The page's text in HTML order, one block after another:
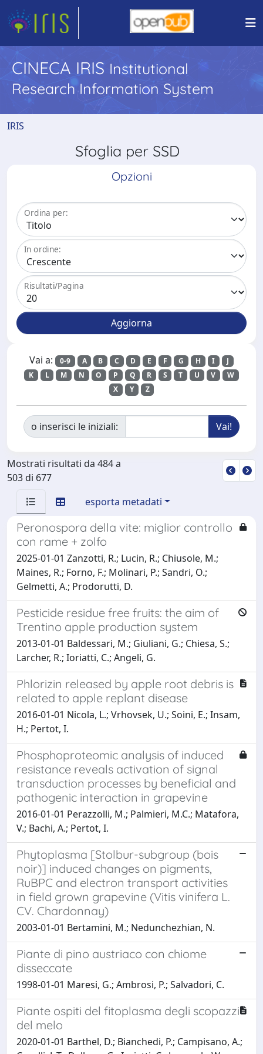
CINECA IRIS Institutional
Research Information System
IRIS
Sfoglia per SSD
Opzioni
Ordina per:
In ordine:
Risultati/Pagina
Vai a: 0-9 A B C D E F G H I
J
K
L M N O P Q R S T U V
W
X
Y Z
o inserisci le iniziali:
Mostrati risultati da 484 a
503 di 677
esporta metadati
Peronospora della vite: miglior controllo
con rame + zolfo
2025-01-01 Zanzotti, R.; Lucin, R.; Chiusole, M.;
Maines, R.; Forno, F.; Molinari, P.; Sandri, O.;
Gelmetti, A.; Prodorutti, D.
Pesticide residue free fruits: the aim of
Trentino apple production system
2013-01-01 Baldessari, M.; Giuliani, G.; Chiesa, S.;
Larcher, R.; Ioriatti, C.; Angeli, G.
Phlorizin released by apple root debris is
related to apple replant disease
2016-01-01 Nicola, L.; Vrhovsek, U.; Soini, E.; Insam,
H.; Pertot, I.
Phosphoproteomic analysis of induced
resistance reveals activation of signal
transduction processes by beneficial and
pathogenic interaction in grapevine
2016-01-01 Perazzolli, M.; Palmieri, M.C.; Matafora,
V.; Bachi, A.; Pertot, I.
Phytoplasma [Stolbur-subgroup (bois
noir)] induced changes on pigments,
RuBPC and electron transport activities
in field grown grapevine (Vitis vinifera L.
CV. Chardonnay)
2003-01-01 Bertamini, M.; Nedunchezhian, N.
Piante di pino austriaco con chiome
disseccate
1998-01-01 Maresi, G.; Ambrosi, P.; Salvadori, C.
Piante ospiti del fitoplasma degli scopazzi
del melo
2020-01-01 Barthel, D.; Bianchedi, P.; Campisano, A.;